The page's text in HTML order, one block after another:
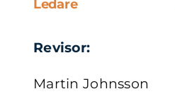
Ledare
Revisor:
Martin Johnsson